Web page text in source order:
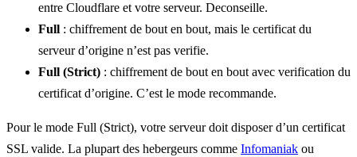
entre Cloudflare et votre serveur. Deconseille.
Full : chiffrement de bout en bout, mais le certificat du
serveur d’origine n’est pas verifie.
Full (Strict) : chiffrement de bout en bout avec verification du
certificat d’origine. C’est le mode recommande.
Pour le mode Full (Strict), votre serveur doit disposer d’un certificat
SSL valide. La plupart des hebergeurs comme Infomaniak ou